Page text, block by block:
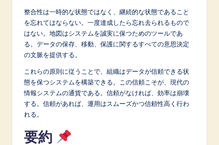
整合性は一時的な状態ではなく、継続的な状態であること
を忘れてはならない。一度達成したら忘れ去られるもので
はない。地図はシステムを誠実に保つためのツールであ
る。データの保存、移動、保護に関するすべての意思決定
の文脈を提供する。
これらの原則に従うことで、組織はデータが信頼できる状
態を保つシステムを構築できる。この信頼こそが、現代の
情報システムの通貨である。信頼がなければ、効率は崩壊
する。信頼があれば、運用はスムーズかつ信頼性高く行わ
れる。
要約